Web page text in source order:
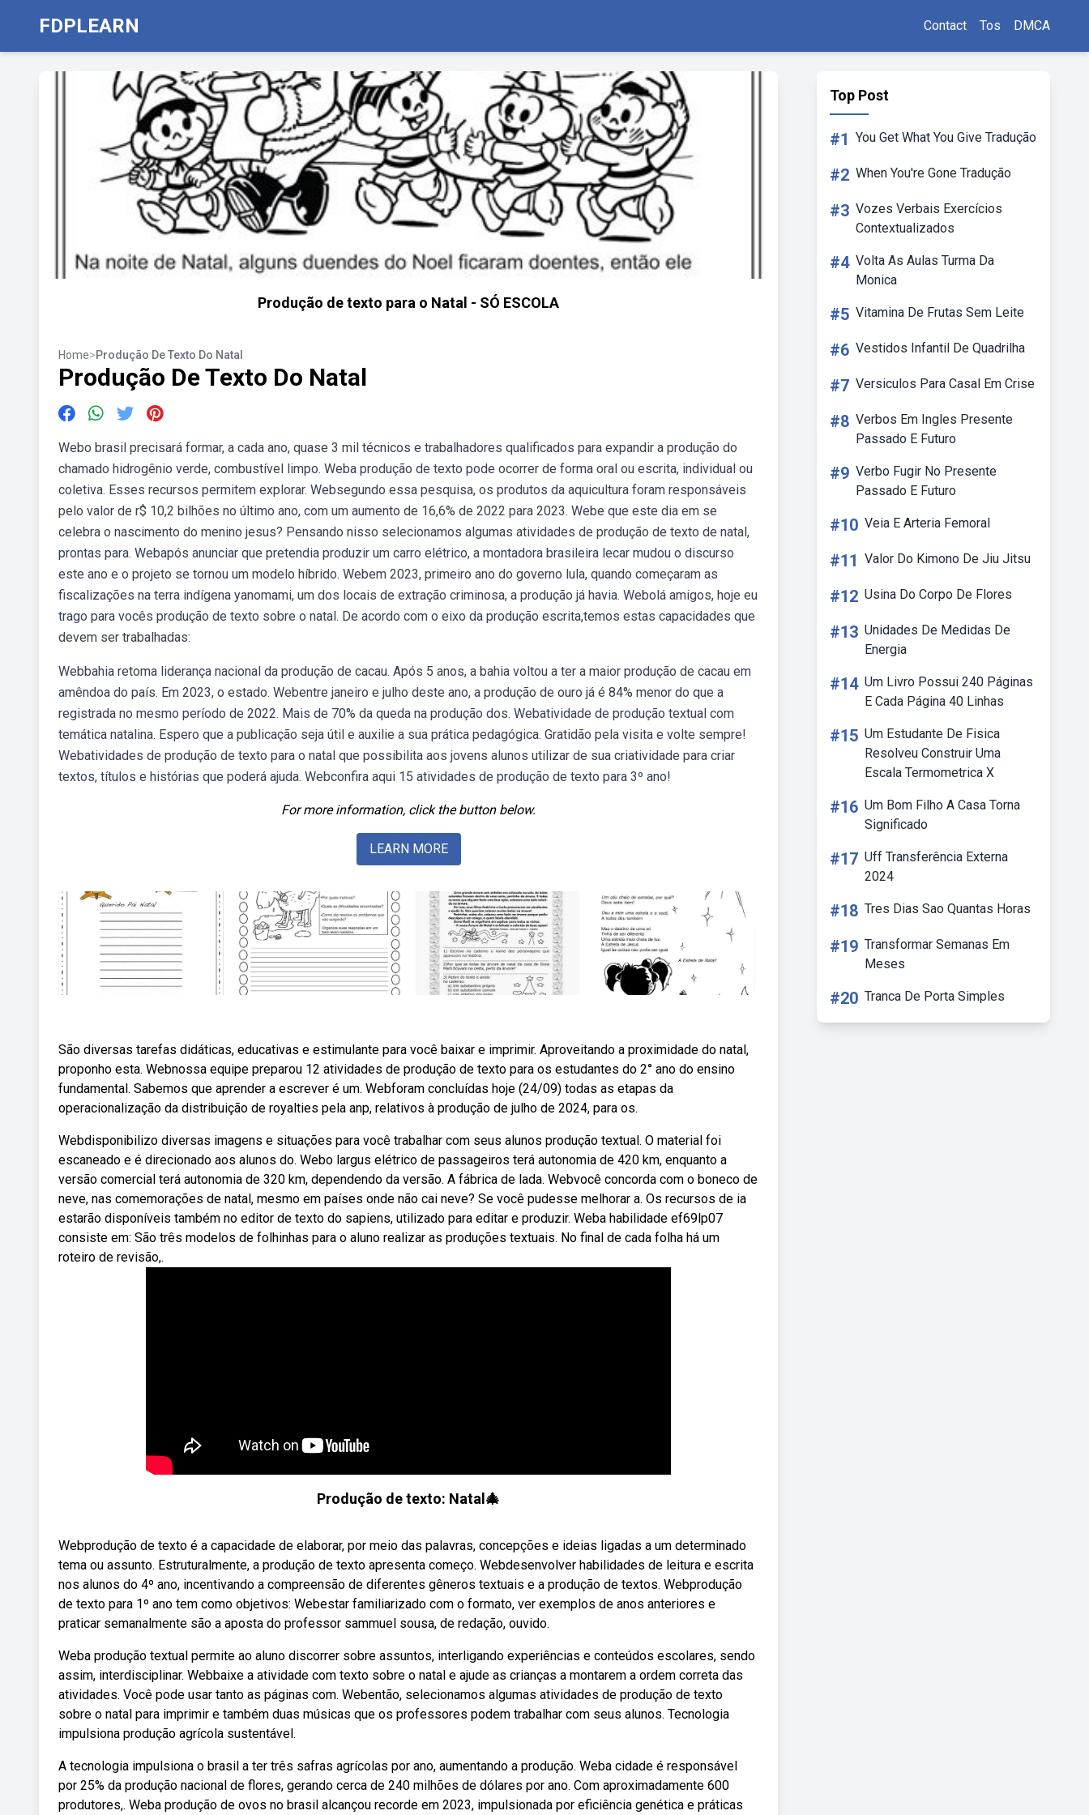
FDPLEARN Contact Tos DMCA
Produção de texto para o Natal - SÓ ESCOLA
Home>Produção De Texto Do Natal
Produção De Texto Do Natal
Webo brasil precisará formar, a cada ano, quase 3 mil técnicos e trabalhadores qualificados para expandir a produção do
chamado hidrogênio verde, combustível limpo. Weba produção de texto pode ocorrer de forma oral ou escrita, individual ou
coletiva. Esses recursos permitem explorar. Websegundo essa pesquisa, os produtos da aquicultura foram responsáveis
pelo valor de r$ 10,2 bilhões no último ano, com um aumento de 16,6% de 2022 para 2023. Webe que este dia em se
celebra o nascimento do menino jesus? Pensando nisso selecionamos algumas atividades de produção de texto de natal,
prontas para. Webapós anunciar que pretendia produzir um carro elétrico, a montadora brasileira lecar mudou o discurso
este ano e o projeto se tornou um modelo híbrido. Webem 2023, primeiro ano do governo lula, quando começaram as
fiscalizações na terra indígena yanomami, um dos locais de extração criminosa, a produção já havia. Webolá amigos, hoje eu
trago para vocês produção de texto sobre o natal. De acordo com o eixo da produção escrita,temos estas capacidades que
devem ser trabalhadas:
Webbahia retoma liderança nacional da produção de cacau. Após 5 anos, a bahia voltou a ter a maior produção de cacau em
amêndoa do país. Em 2023, o estado. Webentre janeiro e julho deste ano, a produção de ouro já é 84% menor do que a
registrada no mesmo período de 2022. Mais de 70% da queda na produção dos. Webatividade de produção textual com
temática natalina. Espero que a publicação seja útil e auxilie a sua prática pedagógica. Gratidão pela visita e volte sempre!
Webatividades de produção de texto para o natal que possibilita aos jovens alunos utilizar de sua criatividade para criar
textos, títulos e histórias que poderá ajuda. Webconfira aqui 15 atividades de produção de texto para 3º ano!
For more information, click the button below.
LEARN MORE
São diversas tarefas didáticas, educativas e estimulante para você baixar e imprimir. Aproveitando a proximidade do natal,
proponho esta. Webnossa equipe preparou 12 atividades de produção de texto para os estudantes do 2° ano do ensino
fundamental. Sabemos que aprender a escrever é um. Webforam concluídas hoje (24/09) todas as etapas da
operacionalização da distribuição de royalties pela anp, relativos à produção de julho de 2024, para os.
Webdisponibilizo diversas imagens e situações para você trabalhar com seus alunos produção textual. O material foi
escaneado e é direcionado aos alunos do. Webo largus elétrico de passageiros terá autonomia de 420 km, enquanto a
versão comercial terá autonomia de 320 km, dependendo da versão. A fábrica de lada. Webvocê concorda com o boneco de
neve, nas comemorações de natal, mesmo em países onde não cai neve? Se você pudesse melhorar a. Os recursos de ia
estarão disponíveis também no editor de texto do sapiens, utilizado para editar e produzir. Weba habilidade ef69lp07
consiste em: São três modelos de folhinhas para o aluno realizar as produções textuais. No final de cada folha há um
roteiro de revisão,.
Produção de texto: Natal🎄
Webprodução de texto é a capacidade de elaborar, por meio das palavras, concepções e ideias ligadas a um determinado
tema ou assunto. Estruturalmente, a produção de texto apresenta começo. Webdesenvolver habilidades de leitura e escrita
nos alunos do 4º ano, incentivando a compreensão de diferentes gêneros textuais e a produção de textos. Webprodução
de texto para 1º ano tem como objetivos: Webestar familiarizado com o formato, ver exemplos de anos anteriores e
praticar semanalmente são a aposta do professor sammuel sousa, de redação, ouvido.
Weba produção textual permite ao aluno discorrer sobre assuntos, interligando experiências e conteúdos escolares, sendo
assim, interdisciplinar. Webbaixe a atividade com texto sobre o natal e ajude as crianças a montarem a ordem correta das
atividades. Você pode usar tanto as páginas com. Webentão, selecionamos algumas atividades de produção de texto
sobre o natal para imprimir e também duas músicas que os professores podem trabalhar com seus alunos. Tecnologia
impulsiona produção agrícola sustentável.
A tecnologia impulsiona o brasil a ter três safras agrícolas por ano, aumentando a produção. Weba cidade é responsável
por 25% da produção nacional de flores, gerando cerca de 240 milhões de dólares por ano. Com aproximadamente 600
produtores,. Weba produção de ovos no brasil alcançou recorde em 2023, impulsionada por eficiência genética e práticas
Top Post
#1 You Get What You Give Tradução
#2 When You're Gone Tradução
#3 Vozes Verbais Exercícios
Contextualizados
#4 Volta As Aulas Turma Da
Monica
#5 Vitamina De Frutas Sem Leite
#6 Vestidos Infantil De Quadrilha
#7 Versiculos Para Casal Em Crise
#8 Verbos Em Ingles Presente
Passado E Futuro
#9 Verbo Fugir No Presente
Passado E Futuro
#10 Veia E Arteria Femoral
#11 Valor Do Kimono De Jiu Jitsu
#12 Usina Do Corpo De Flores
#13 Unidades De Medidas De
Energia
#14 Um Livro Possui 240 Páginas
E Cada Página 40 Linhas
#15 Um Estudante De Fisica
Resolveu Construir Uma
Escala Termometrica X
#16 Um Bom Filho A Casa Torna
Significado
#17 Uff Transferência Externa
2024
#18 Tres Dias Sao Quantas Horas
#19 Transformar Semanas Em
Meses
#20 Tranca De Porta Simples